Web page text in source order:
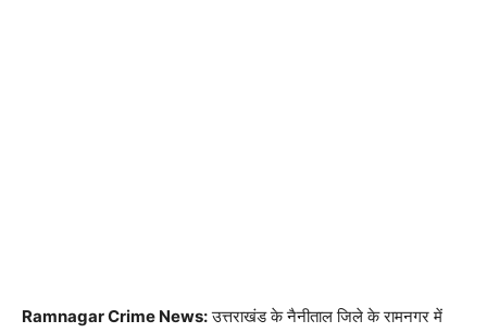
Ramnagar Crime News:उत्तराखंड के नैनीताल जिले के रामनगर में